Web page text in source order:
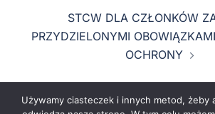
STCW DLA CZŁONKÓW
PRZYDZIELONYMI
OCHRONY
Używamy ciasteczek i innych metod, żeby